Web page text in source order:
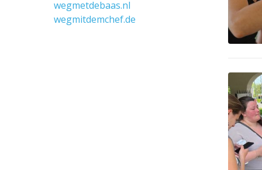
wegmetdebaas.nl
wegmitdemchef.de